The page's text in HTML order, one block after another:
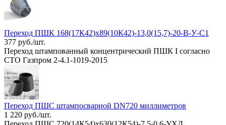
Переход ПШК 168(17К42)х89(10К42)-13,0(15,7)-20-В-У-C1
377 руб./шт.
Переход штампованный концентрический ПШК I согласно
СТО Газпром 2-4.1-1019-2015
Переход ПШС штампосварной DN720 миллиметров
1 220 руб./шт.